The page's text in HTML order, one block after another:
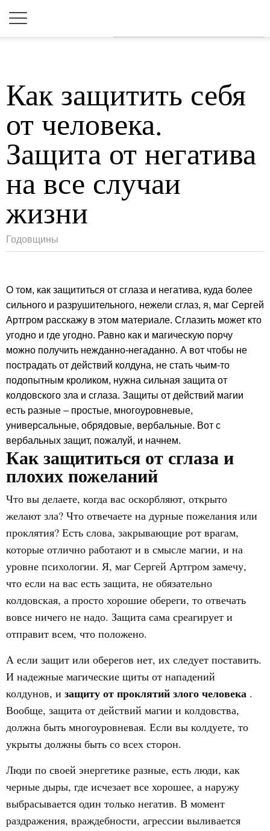
Как защитить себя
от человека.
Защита от негатива
на все случаи
жизни
Годовщины
О том, как защититься от сглаза и негатива, куда более
сильного и разрушительного, нежели сглаз, я, маг Сергей
Артгром расскажу в этом материале. Сглазить может кто
угодно и где угодно. Равно как и магическую порчу
можно получить нежданно-негаданно. А вот чтобы не
пострадать от действий колдуна, не стать чьим-то
подопытным кроликом, нужна сильная защита от
колдовского зла и сглаза. Защиты от действий магии
есть разные – простые, многоуровневые,
универсальные, обрядовые, вербальные. Вот с
вербальных защит, пожалуй, и начнем.
Как защититься от сглаза и
плохих пожеланий
Что вы делаете, когда вас оскорбляют, открыто
желают зла? Что отвечаете на дурные пожелания или
проклятия? Есть слова, закрывающие рот врагам,
которые отлично работают и в смысле магии, и на
уровне психологии. Я, маг Сергей Артгром замечу,
что если на вас есть защита, не обязательно
колдовская, а просто хорошие обереги, то отвечать
вовсе ничего не надо. Защита сама среагирует и
отправит всем, что положено.
А если защит или оберегов нет, их следует поставить.
И надежные магические щиты от нападений
колдунов, и защиту от проклятий злого человека .
Вообще, защита от действий магии и колдовства,
должна быть многоуровневая. Если вы колдуете, то
укрыты должны быть со всех сторон.
Люди по своей энергетике разные, есть люди, как
черные дыры, где исчезает все хорошее, а наружу
выбрасывается один только негатив. В момент
раздражения, враждебности, агрессии выливается